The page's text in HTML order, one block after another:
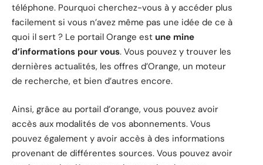
téléphone. Pourquoi cherchez-vous à y accéder plus
facilement si vous n’avez même pas une idée de ce à
quoi il sert ? Le portail Orange est une mine
d’informations pour vous. Vous pouvez y trouver les
dernières actualités, les offres d’Orange, un moteur
de recherche, et bien d’autres encore.
Ainsi, grâce au portail d’orange, vous pouvez avoir
accès aux modalités de vos abonnements. Vous
pouvez également y avoir accès à des informations
provenant de différentes sources. Vous pouvez avoir